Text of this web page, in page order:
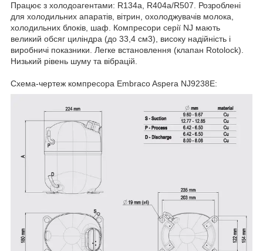
Працює з холодоагентами: R134a, R404a/R507. Розроблені
для холодильних апаратів, вітрин, охолоджувачів молока,
холодильних блоків, шаф. Компресори серії NJ мають
великий обсяг циліндра (до 33,4 см3), високу надійність і
виробничі показники. Легке встановлення (клапан Rotolock).
Низький рівень шуму та вібрацій.
Схема-чертеж компресора Embraco Aspera NJ9238E: